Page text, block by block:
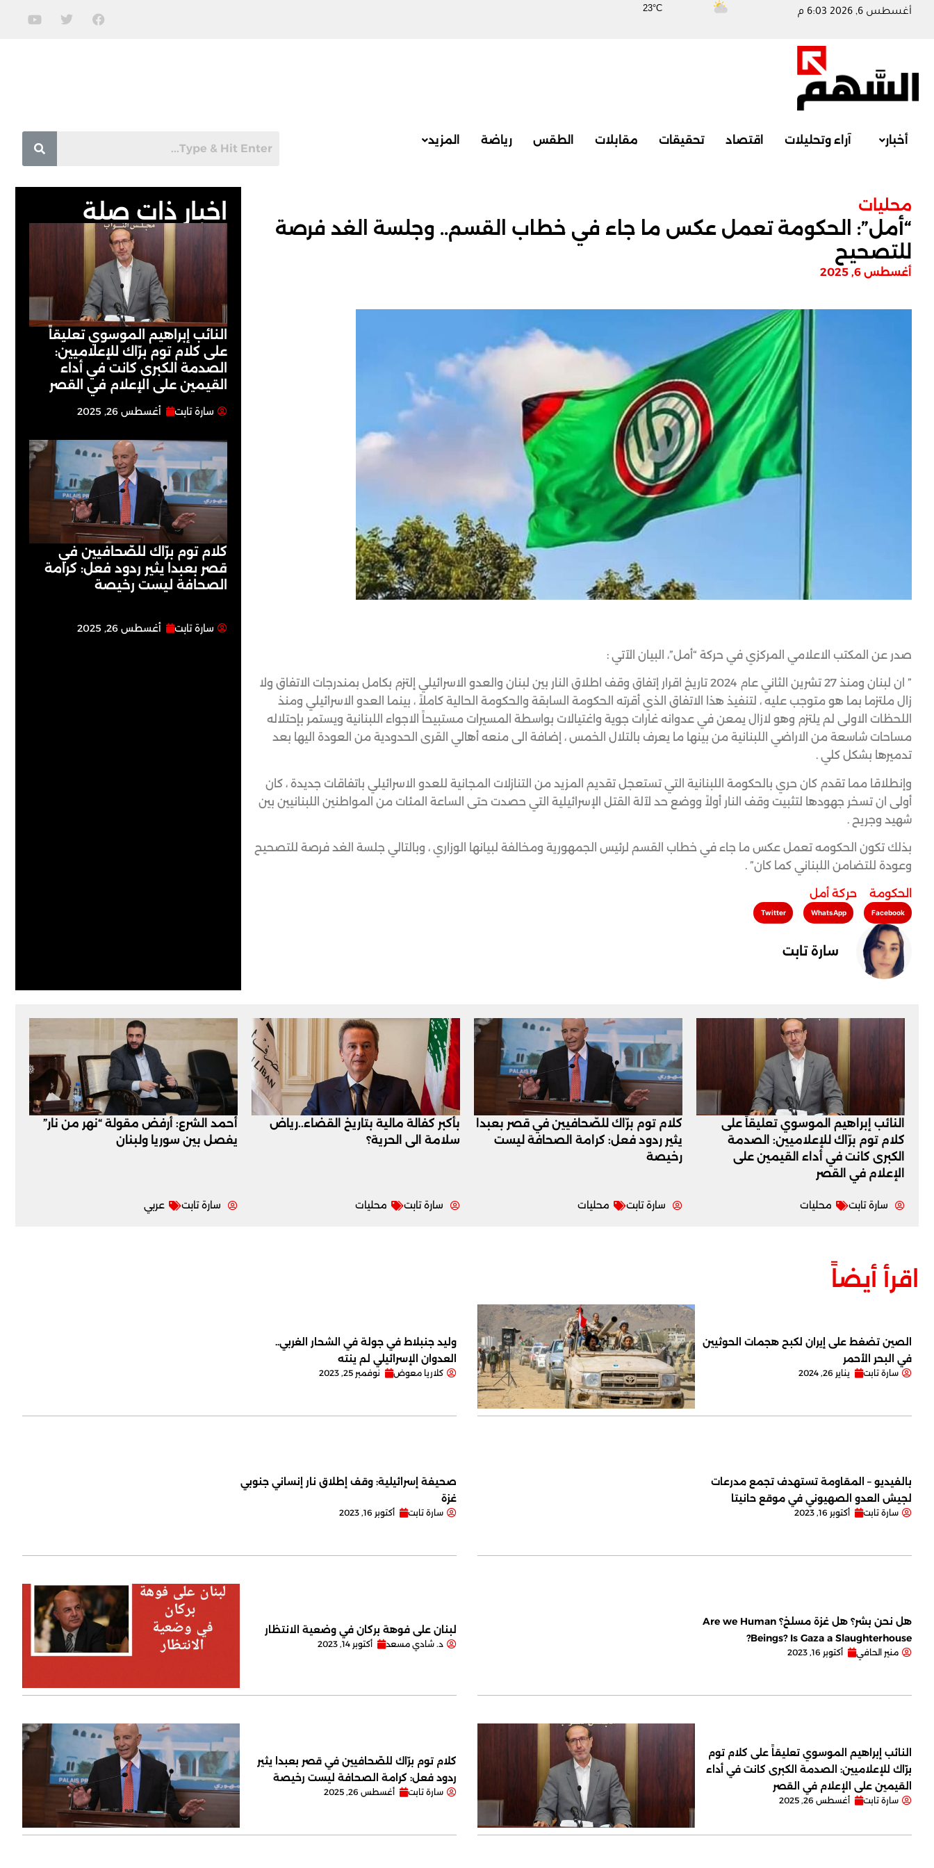
23°C أغسطس 6, 2026 6:03 م
أخبار آراء وتحليلات اقتصاد تحقيقات مقابلات الطقس رياضة المزيد
اخبار ذات صلة
النائب إبراهيم الموسوي تعليقاً
على كلام توم برّاك للإعلاميين:
الصدمة الكبرى كانت في أداء
القيمين على ‏الإعلام في القصر
سارة تابت أغسطس 26, 2025
كلام توم برّاك للصّحافيين في
قصر بعبدا يثير ردود فعل: كرامة
الصحافة ليست رخيصة
سارة تابت أغسطس 26, 2025
محليات
“أمل”: الحكومة تعمل عكس ما جاء في خطاب القسم.. وجلسة الغد فرصة
للتصحيح
أغسطس 6, 2025
صدر عن المكتب الاعلامي المركزي في حركة “أمل”، البيان الآتي :
” ان لبنان ومنذ 27 تشرين الثاني عام 2024 تاريخ اقرار إتفاق وقف اطلاق النار بين لبنان والعدو الاسرائيلي إلتزم بكامل بمندرجات الاتفاق ولا
زال ملتزما بما هو متوجب عليه ، لتنفيذ هذا الاتفاق الذي أقرته الحكومة السابقة والحكومة الحالية كاملاً ، بينما العدو الاسرائيلي ومنذ
اللحظات الاولى لم يلتزم وهو لازال يمعن في عدوانه غارات جوية واغتيالات بواسطة المسيرات مستبيحاً الاجواء اللبنانية ويستمر بإحتلاله
مساحات شاسعة من الاراضي اللبنانية من بينها ما يعرف بالتلال الخمس ، إضافة الى منعه أهالي القرى الحدودية من العودة اليها بعد
تدميرها بشكل كلي .
وإنطلاقا مما تقدم كان حري بالحكومة اللبنانية التي تستعجل تقديم المزيد من التنازلات المجانية للعدو الاسرائيلي باتفاقات جديدة ، كان
أولى ان تسخر جهودها لتثبيت وقف النار أولاً ووضع حد لآلة القتل الإسرائيلية التي حصدت حتى الساعة المئات من المواطنين اللبنانيين بين
شهيد وجريح .
بذلك تكون الحكومه تعمل عكس ما جاء في خطاب القسم لرئيس الجمهورية ومخالفة لبيانها الوزاري ، وبالتالي جلسة الغد فرصة للتصحيح
وعودة للتضامن اللبناني كما كان” .
الحكومة حركة أمل
Facebook
WhatsApp
Twitter
سارة تابت
النائب إبراهيم الموسوي تعليقاً على
كلام توم برّاك للإعلاميين: الصدمة
الكبرى كانت في أداء القيمين على
‏الإعلام في القصر
سارة تابت محليات
كلام توم برّاك للصّحافيين في قصر بعبدا
يثير ردود فعل: كرامة الصحافة ليست
رخيصة
سارة تابت محليات
بأكبر كفالة مالية بتاريخ القضاء..رياض
سلامة الى الحرية؟
سارة تابت محليات
أحمد الشرع: أرفض مقولة “نهر من نار”
يفصل بين سوريا ولبنان
سارة تابت عربي
اقرأ أيضاً
الصين تضغط على إيران لكبح هجمات الحوثيين
في البحر الأحمر
سارة تابت يناير 26, 2024
وليد جنبلاط في جولة في الشحار الغربي..
العدوان الإسرائيلي لم ينته
كلاريا معوض نوفمبر 25, 2023
بالفيديو – المقاومة تستهدف تجمع مدرعات
لجيش العدو الصهيوني في موقع حانيتا
سارة تابت أكتوبر 16, 2023
صحيفة إسرائيلية: وقف إطلاق نار إنساني جنوبي
غزة
سارة تابت أكتوبر 16, 2023
هل نحن بشر؟ هل غزة مسلخ؟ Are we Human
Beings? Is Gaza a Slaughterhouse?
منير الحافي أكتوبر 16, 2023
لبنان على فوهة بركان في وضعية الانتظار
د. شادي مسعد أكتوبر 14, 2023
النائب إبراهيم الموسوي تعليقاً على كلام توم
برّاك للإعلاميين: الصدمة الكبرى كانت في أداء
القيمين على ‏الإعلام في القصر
سارة تابت أغسطس 26, 2025
كلام توم برّاك للصّحافيين في قصر بعبدا يثير
ردود فعل: كرامة الصحافة ليست رخيصة
سارة تابت أغسطس 26, 2025